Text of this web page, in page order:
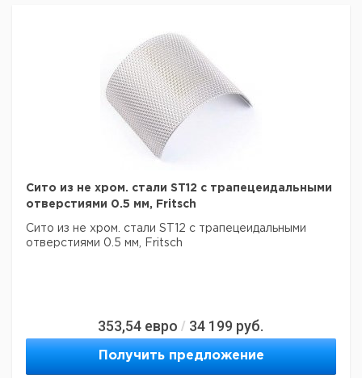
Сито из не хром. стали ST12 с трапецеидальными
отверстиями 0.5 мм, Fritsch
Сито из не хром. стали ST12 с трапецеидальными
отверстиями 0.5 мм, Fritsch
353,54 евро / 34 199 руб.
Получить предложение